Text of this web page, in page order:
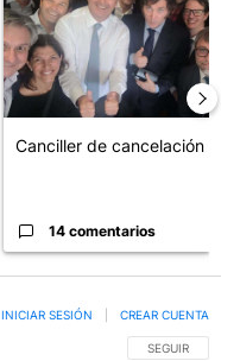
Canciller de cancelación
14 comentarios
SIGA ESTA
SEGUIR
INICIAR SESIÓN CREAR CUENTA